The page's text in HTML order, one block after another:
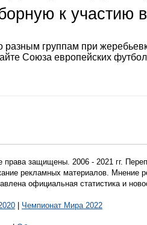
к участию
группам при
Союза европейских
права защищены. 2006 - 2021 гг.
рекламных материалов.
официальная статистика и
Чемпионат Мира 2022